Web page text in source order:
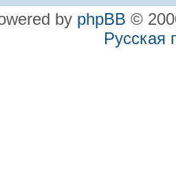
by phpBB ©
Русская